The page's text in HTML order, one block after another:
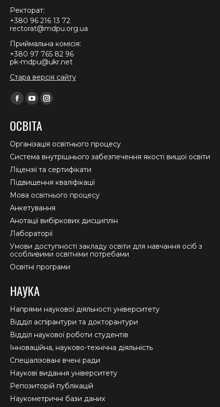
Ректорат:
+380 96 216 13 72
rectorat@mdpu.org.ua
Приймальна комісія:
+380 97 765 82 96
pk-mdpu@ukr.net
Стара версія сайту
Find us on:
Facebook
opens
in
new
window
YouTube
opens
in
new
window
Instagram
in
new
window
ОСВІТА
Організація освітнього процесу
Система внутрішнього забезпечення якості вищої освіти
Ліцензії та сертифікати
Підвищення кваліфікації
Мова освітнього процесу
Анкетування
Анотації вибіркових дисциплін
Лабораторії
Умови доступності закладу освіти для навчання осіб з
особливими освітніми потребами
Освітні програми
НАУКА
Напрями наукової діяльності університету
Відділ аспірантури та докторантури
Відділ наукової роботи студентів
Інноваційна, науково-технічна діяльність
Спеціалізовані вчені ради
Наукові видання університету
Репозиторій публікацій
Наукометричні бази даних